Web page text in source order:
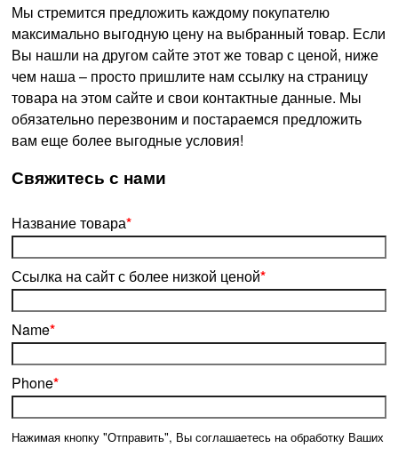
Мы стремится предложить каждому покупателю
максимально выгодную цену на выбранный товар. Если
Вы нашли на другом сайте этот же товар с ценой, ниже
чем наша – просто пришлите нам ссылку на страницу
товара на этом сайте и свои контактные данные. Мы
обязательно перезвоним и постараемся предложить
вам еще более выгодные условия!
­Свяжитесь с нами
Название товара*
Ссылка на сайт с более низкой ценой*
Name*
Phone*
Нажимая кнопку "Отправить", Вы соглашаетесь на обработку Ваших